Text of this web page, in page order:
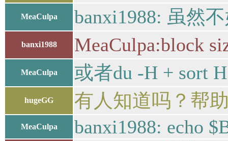
MeaCulpa banxi1988: 虽然
banxi1988 MeaCulpa:block
MeaCulpa 或者du -H + sort H
hugeGG 有人知道吗？帮
MeaCulpa banxi1988: echo